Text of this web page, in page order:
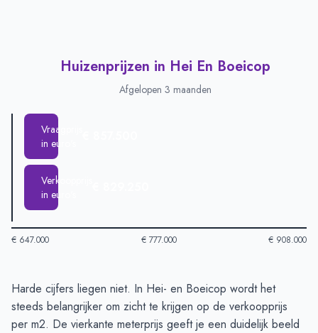
Huizenprijzen in Hei En Boeicop
Afgelopen 3 maanden
Vraagprijs
in euro's
Verkoopprijs
in euro's
€ 647.000 € 777.000 € 908.000
Huizenprijzen in Hei En Boeicop -Afgelopen 3 maanden
Type
Bedrag
Vraagprijs in euro's
€ 857.500
Harde cijfers liegen niet. In Hei- en Boeicop wordt het
steeds belangrijker om zicht te krijgen op de verkoopprijs
per m2. De vierkante meterprijs geeft je een duidelijk beeld